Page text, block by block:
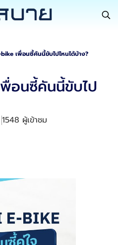
เพื่อนซี้คันนี้ขับไปไหนได้บ้าง?
อนซี้คันนี้ขับไป
1548 ผู้เข้าชม